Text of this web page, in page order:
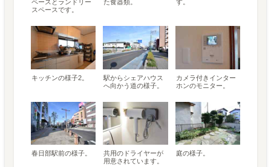
ペースとランドリー
スペースです。
た食器類。 す。
キッチンの様子2。
駅からシェアハウス
へ向かう道の様子。
カメラ付きインター
ホンのモニター。
春日部駅前の様子。
共用のドライヤーが
用意されています。
庭の様子。